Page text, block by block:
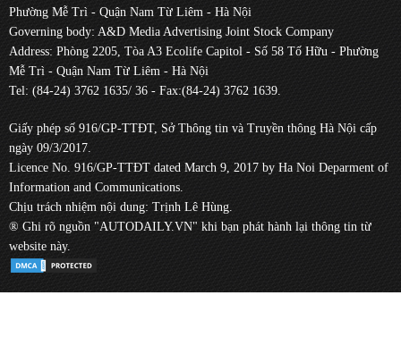
Phường Mễ Trì - Quận Nam Từ Liêm - Hà Nội
Governing body: A&D Media Advertising Joint Stock Company
Address: Phòng 2205, Tòa A3 Ecolife Capitol - Số 58 Tố Hữu - Phường
Mễ Trì - Quận Nam Từ Liêm - Hà Nội
Tel: (84-24) 3762 1635/ 36 - Fax:(84-24) 3762 1639.
Giấy phép số 916/GP-TTĐT, Sở Thông tin và Truyền thông Hà Nội cấp
ngày 09/3/2017.
Licence No. 916/GP-TTĐT dated March 9, 2017 by Ha Noi Deparment of
Information and Communications.
Chịu trách nhiệm nội dung: Trịnh Lê Hùng.
® Ghi rõ nguồn "AUTODAILY.VN" khi bạn phát hành lại thông tin từ
website này.